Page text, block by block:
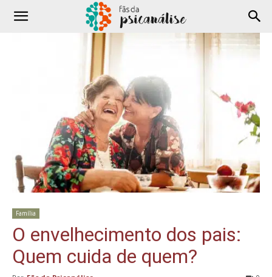
Família
O envelhecimento dos pais:
Quem cuida de quem?